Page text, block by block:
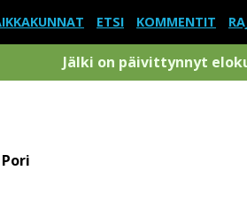
ETSI KOMMENTIT
Jälki on päivittynnyt
Pori